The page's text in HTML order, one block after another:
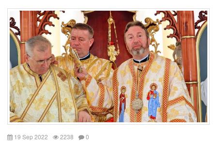
19 Sep 2022 2238 0